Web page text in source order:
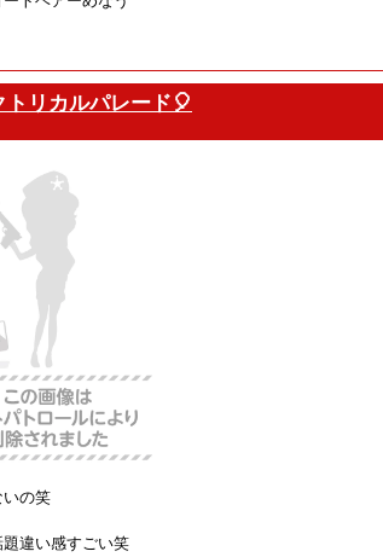
トリカルパレード🎈
いの笑
違い感すごい笑